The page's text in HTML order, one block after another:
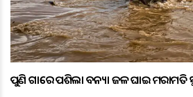
ପୁଣି ଗାଁରେ ପଶିଲା ବନ୍ୟା ଜଳ ଘାଇ ମରାମତି